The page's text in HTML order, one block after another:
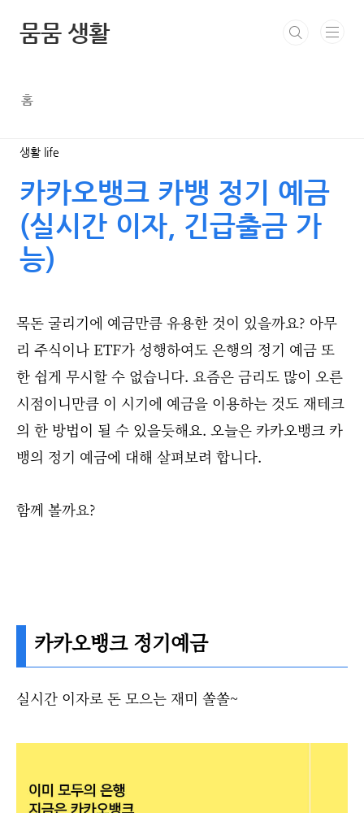
뭄뭄 생활
홈
생활 life
카카오뱅크 카뱅 정기 예금
(실시간 이자, 긴급출금 가
능)
목돈 굴리기에 예금만큼 유용한 것이 있을까요? 아무
리 주식이나 ETF가 성행하여도 은행의 정기 예금 또
한 쉽게 무시할 수 없습니다. 요즘은 금리도 많이 오른
시점이니만큼 이 시기에 예금을 이용하는 것도 재테크
의 한 방법이 될 수 있을듯해요. 오늘은 카카오뱅크 카
뱅의 정기 예금에 대해 살펴보려 합니다.
함께 볼까요?
카카오뱅크 정기예금
실시간 이자로 돈 모으는 재미 쏠쏠~